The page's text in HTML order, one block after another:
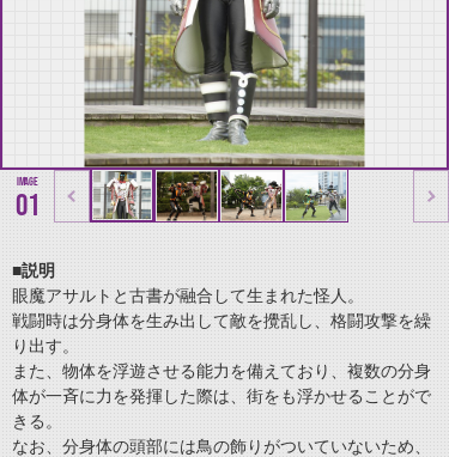
01
■説明
眼魔アサルトと古書が融合して生まれた怪人。
戦闘時は分身体を生み出して敵を攪乱し、格闘攻撃を繰
り出す。
また、物体を浮遊させる能力を備えており、複数の分身
体が一斉に力を発揮した際は、街をも浮かせることがで
きる。
なお、分身体の頭部には鳥の飾りがついていないため、